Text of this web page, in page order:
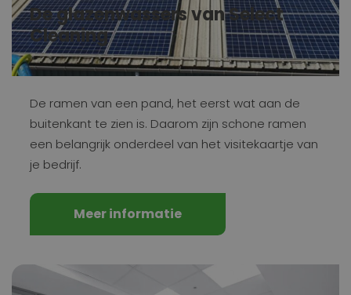
De glazenwassers van Select
Cleaning
De ramen van een pand, het eerst wat aan de
buitenkant te zien is. Daarom zijn schone ramen
een belangrijk onderdeel van het visitekaartje van
je bedrijf.
Meer informatie